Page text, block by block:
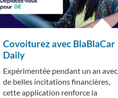
Covoiturez avec BlaBlaCar
Daily
Expérimentée pendant un an avec
de belles incitations financières,
cette application renforce la